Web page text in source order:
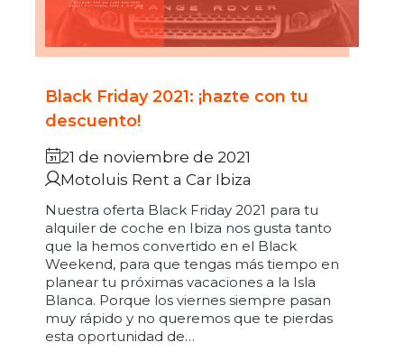
Black Friday 2021: ¡hazte con tu
descuento!
21 de noviembre de 2021
Motoluis Rent a Car Ibiza
Nuestra oferta Black Friday 2021 para tu
alquiler de coche en Ibiza nos gusta tanto
que la hemos convertido en el Black
Weekend, para que tengas más tiempo en
planear tu próximas vacaciones a la Isla
Blanca. Porque los viernes siempre pasan
muy rápido y no queremos que te pierdas
esta oportunidad de…